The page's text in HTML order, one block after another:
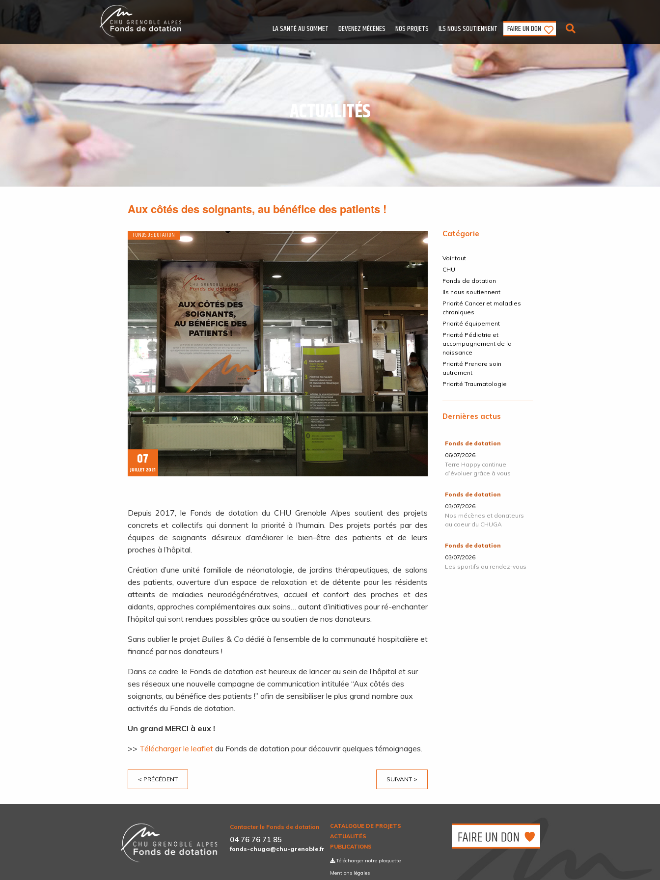
LA SANTÉ AU SOMMET DEVENEZ MÉCÈNES NOS PROJETS ILS NOUS SOUTIENNENT FAIRE UN DON
ACTUALITÉS
Aux côtés des soignants, au bénéfice des patients !
FONDS DE DOTATION
07
JUILLET 2021
Depuis 2017, le Fonds de dotation du CHU Grenoble Alpes soutient des projets
concrets et collectifs qui donnent la priorité à l’humain. Des projets portés par des
équipes de soignants désireux d’améliorer le bien-être des patients et de leurs
proches à l’hôpital.
Création d’une unité familiale de néonatologie, de jardins thérapeutiques, de salons
des patients, ouverture d’un espace de relaxation et de détente pour les résidents
atteints de maladies neurodégénératives, accueil et confort des proches et des
aidants, approches complémentaires aux soins… autant d’initiatives pour ré-enchanter
l’hôpital qui sont rendues possibles grâce au soutien de nos donateurs.
Sans oublier le projet Bulles & Codédié à l’ensemble de la communauté hospitalière et
financé par nos donateurs !
Dans ce cadre, le Fonds de dotation est heureux de lancer au sein de l’hôpital et sur
ses réseaux une nouvelle campagne de communication intitulée “Aux côtés des
soignants, au bénéfice des patients !” afin de sensibiliser le plus grand nombre aux
activités du Fonds de dotation.
Un grand MERCI à eux !
>> Télécharger le leafletdu Fonds de dotation pour découvrir quelques témoignages.
< PRÉCÉDENT SUIVANT >
Catégorie
Voir tout
CHU
Fonds de dotation
Ils nous soutiennent
Priorité Cancer et maladies
chroniques
Priorité équipement
Priorité Pédiatrie et
accompagnement de la
naissance
Priorité Prendre soin
autrement
Priorité Traumatologie
Dernières actus
Fonds de dotation
06/07/2026
Terre Happy continue
d’évoluer grâce à vous
Fonds de dotation
03/07/2026
Nos mécènes et donateurs
au coeur du CHUGA
Fonds de dotation
03/07/2026
Les sportifs au rendez-vous
Contacter le Fonds de dotation
04 76 76 71 85
fonds-chuga@chu-grenoble.fr
CATALOGUE DE PROJETS
ACTUALITÉS
PUBLICATIONS
Télécharger notre plaquette
Mentions légales